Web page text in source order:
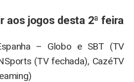
aos jogos desta 2ª feira
– Globo e SBT (TV
(TV fechada), CazéTV